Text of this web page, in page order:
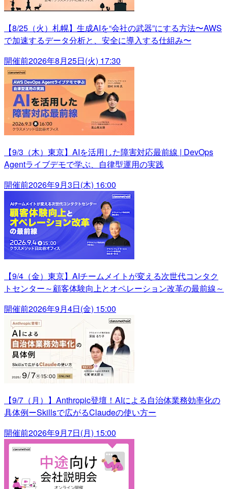
【8/25（火）札幌】生成AIを“会社の武器”にする方法〜AWS
で加速するデータ分析と、安全に導入する仕組み〜
開催前2026年8月25日(火) 17:30
【9/3（木）東京】AIを活用した障害対応最前線 | DevOps
Agentライブデモで学ぶ、自律型運用の実践
開催前2026年9月3日(木) 16:00
【9/4（金）東京】AIチームメイトが変える次世代コンタク
トセンター～顧客体験向上とオペレーション改革の最前線～
開催前2026年9月4日(金) 15:00
【9/7（月）】Anthropic登壇！AIによる自治体業務効率化の
具体例ーSkillsで広がるClaudeの使い方ー
開催前2026年9月7日(月) 15:00